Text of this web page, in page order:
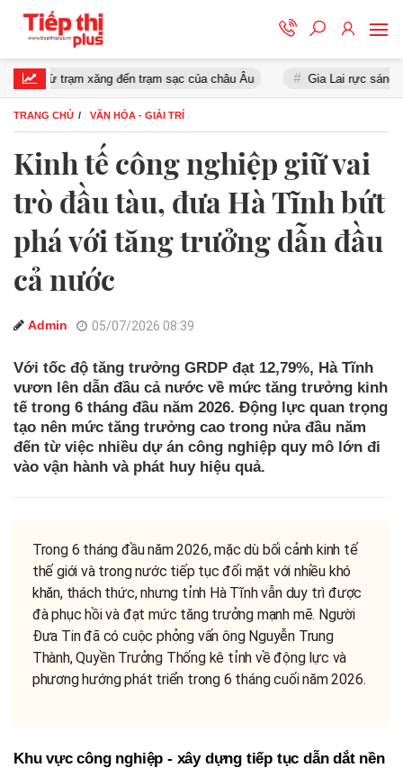
trạm xăng đến trạm sạc của châu Âu Gia Lai rực sáng trong
TRANG CHỦ VĂN HÓA - GIẢI TRÍ
Kinh tế công nghiệp giữ vai
trò đầu tàu, đưa Hà Tĩnh bứt
phá với tăng trưởng dẫn đầu
cả nước
Admin 05/07/2026 08:39
Với tốc độ tăng trưởng GRDP đạt 12,79%, Hà Tĩnh
vươn lên dẫn đầu cả nước về mức tăng trưởng kinh
tế trong 6 tháng đầu năm 2026. Động lực quan trọng
tạo nên mức tăng trưởng cao trong nửa đầu năm
đến từ việc nhiều dự án công nghiệp quy mô lớn đi
vào vận hành và phát huy hiệu quả.
Trong 6 tháng đầu năm 2026, mặc dù bối cảnh kinh tế
thế giới và trong nước tiếp tục đối mặt với nhiều khó
khăn, thách thức, nhưng tỉnh Hà Tĩnh vẫn duy trì được
đà phục hồi và đạt mức tăng trưởng mạnh mẽ. Người
Đưa Tin đã có cuộc phỏng vấn ông Nguyễn Trung
Thành, Quyền Trưởng Thống kê tỉnh về động lực và
phương hướng phát triển trong 6 tháng cuối năm 2026.
Khu vực công nghiệp - xây dựng tiếp tục dẫn dắt nền